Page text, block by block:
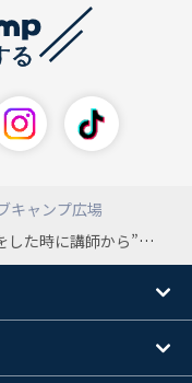
キャンプ広場
だきありがとうございます。 What else?という意味だということがわかりました。 解決済み （残しておいてください）